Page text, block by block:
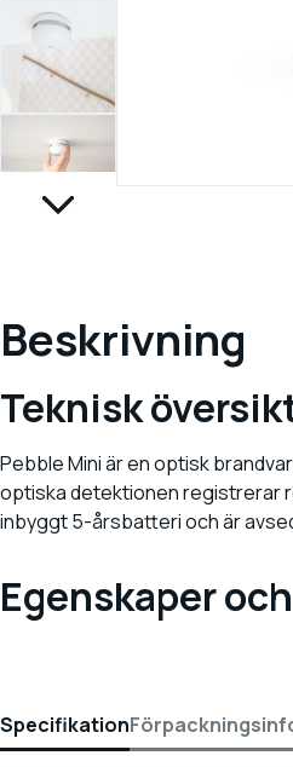
Beskrivning
Teknisk
Pebble Mini är en optisk
optiska detektionen registrerar
inbyggt 5-årsbatteri och är
Egenskaper
Specifikation